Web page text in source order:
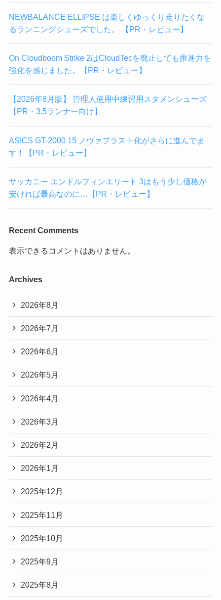
NEWBALANCE ELLIPSE は楽しくゆっくり走りたくな
るランニングシューズでした。 【PR・レビュー】
On Cloudboom Strike 2はCloudTecを廃止しても推進力を
強化を感じました。【PR・レビュー】
【2026年8月版】 管理人使用中練習用スタメンシューズ
【PR・3.5ランナー向け】
ASICS GT-2000 15 ノヴァブラスト化がさらに進んでま
す！【PR・レビュー】
サッカニー エンドルフィンエリート 3はもう少し価格が
安ければ最高なのに…【PR・レビュー】
Recent Comments
表示できるコメントはありません。
Archives
2026年8月
2026年7月
2026年6月
2026年5月
2026年4月
2026年3月
2026年2月
2026年1月
2025年12月
2025年11月
2025年10月
2025年9月
2025年8月